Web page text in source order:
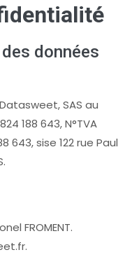
données
SAS au
188 643, N°TVA
643, sise 122 rue Paul
FROMENT.